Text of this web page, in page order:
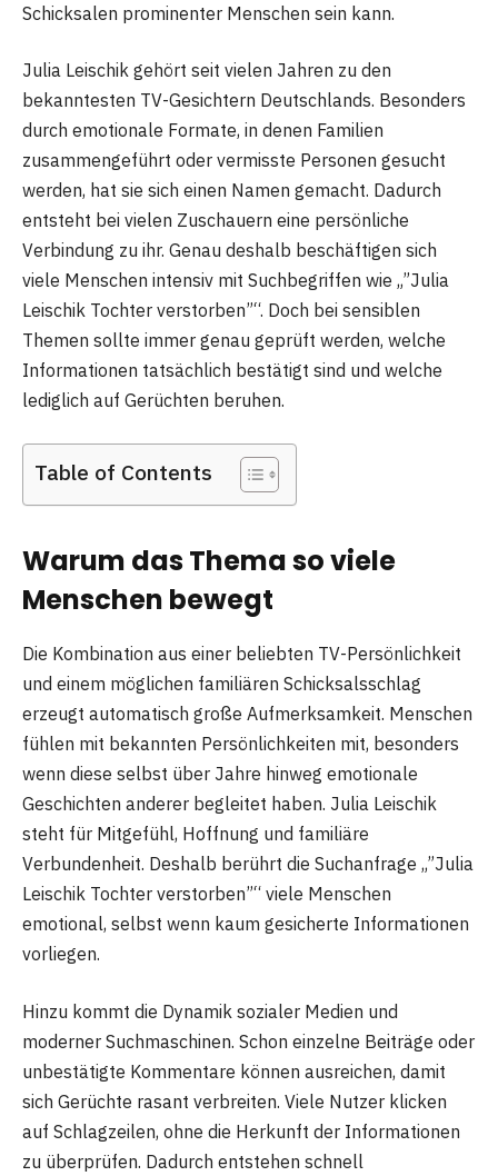
Schicksalen prominenter Menschen sein kann.
Julia Leischik gehört seit vielen Jahren zu den
bekanntesten TV-Gesichtern Deutschlands. Besonders
durch emotionale Formate, in denen Familien
zusammengeführt oder vermisste Personen gesucht
werden, hat sie sich einen Namen gemacht. Dadurch
entsteht bei vielen Zuschauern eine persönliche
Verbindung zu ihr. Genau deshalb beschäftigen sich
viele Menschen intensiv mit Suchbegriffen wie „”Julia
Leischik Tochter verstorben”“. Doch bei sensiblen
Themen sollte immer genau geprüft werden, welche
Informationen tatsächlich bestätigt sind und welche
lediglich auf Gerüchten beruhen.
Table of Contents
Warum das Thema so viele
Menschen bewegt
Die Kombination aus einer beliebten TV-Persönlichkeit
und einem möglichen familiären Schicksalsschlag
erzeugt automatisch große Aufmerksamkeit. Menschen
fühlen mit bekannten Persönlichkeiten mit, besonders
wenn diese selbst über Jahre hinweg emotionale
Geschichten anderer begleitet haben. Julia Leischik
steht für Mitgefühl, Hoffnung und familiäre
Verbundenheit. Deshalb berührt die Suchanfrage „”Julia
Leischik Tochter verstorben”“ viele Menschen
emotional, selbst wenn kaum gesicherte Informationen
vorliegen.
Hinzu kommt die Dynamik sozialer Medien und
moderner Suchmaschinen. Schon einzelne Beiträge oder
unbestätigte Kommentare können ausreichen, damit
sich Gerüchte rasant verbreiten. Viele Nutzer klicken
auf Schlagzeilen, ohne die Herkunft der Informationen
zu überprüfen. Dadurch entstehen schnell